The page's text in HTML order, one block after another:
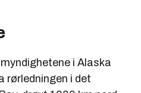
i Alaska
rørledningen i det